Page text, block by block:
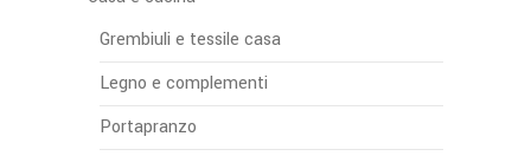
Grembiuli e tessile casa
Legno e complementi
Portapranzo